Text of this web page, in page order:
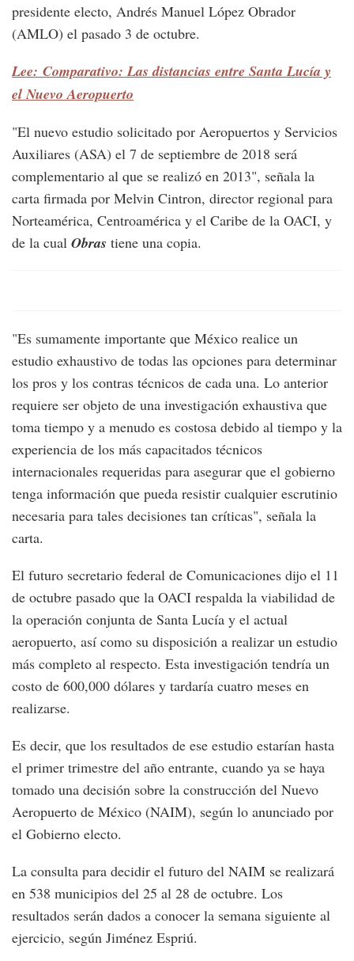
presidente electo, Andrés Manuel López Obrador
(AMLO) el pasado 3 de octubre.
Lee: Comparativo: Las distancias entre Santa Lucía y
el Nuevo Aeropuerto
"El nuevo estudio solicitado por Aeropuertos y Servicios
Auxiliares (ASA) el 7 de septiembre de 2018 será
complementario al que se realizó en 2013", señala la
carta firmada por Melvin Cintron, director regional para
Norteamérica, Centroamérica y el Caribe de la OACI, y
de la cual Obras tiene una copia.
"Es sumamente importante que México realice un
estudio exhaustivo de todas las opciones para determinar
los pros y los contras técnicos de cada una. Lo anterior
requiere ser objeto de una investigación exhaustiva que
toma tiempo y a menudo es costosa debido al tiempo y la
experiencia de los más capacitados técnicos
internacionales requeridas para asegurar que el gobierno
tenga información que pueda resistir cualquier escrutinio
necesaria para tales decisiones tan críticas", señala la
carta.
El futuro secretario federal de Comunicaciones dijo el 11
de octubre pasado que la OACI respalda la viabilidad de
la operación conjunta de Santa Lucía y el actual
aeropuerto, así como su disposición a realizar un estudio
más completo al respecto. Esta investigación tendría un
costo de 600,000 dólares y tardaría cuatro meses en
realizarse.
Es decir, que los resultados de ese estudio estarían hasta
el primer trimestre del año entrante, cuando ya se haya
tomado una decisión sobre la construcción del Nuevo
Aeropuerto de México (NAIM), según lo anunciado por
el Gobierno electo.
La consulta para decidir el futuro del NAIM se realizará
en 538 municipios del 25 al 28 de octubre. Los
resultados serán dados a conocer la semana siguiente al
ejercicio, según Jiménez Espriú.